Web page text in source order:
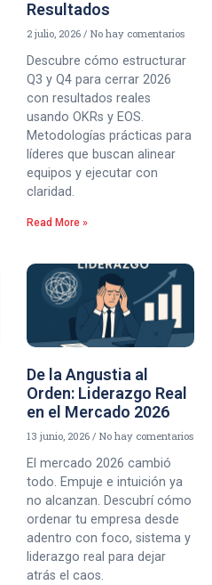
Resultados
2 julio, 2026 No hay comentarios
Descubre cómo estructurar
Q3 y Q4 para cerrar 2026
con resultados reales
usando OKRs y EOS.
Metodologías prácticas para
líderes que buscan alinear
equipos y ejecutar con
claridad.
Read More »
De la Angustia al
Orden: Liderazgo Real
en el Mercado 2026
13 junio, 2026 No hay comentarios
El mercado 2026 cambió
todo. Empuje e intuición ya
no alcanzan. Descubrí cómo
ordenar tu empresa desde
adentro con foco, sistema y
liderazgo real para dejar
atrás el caos.